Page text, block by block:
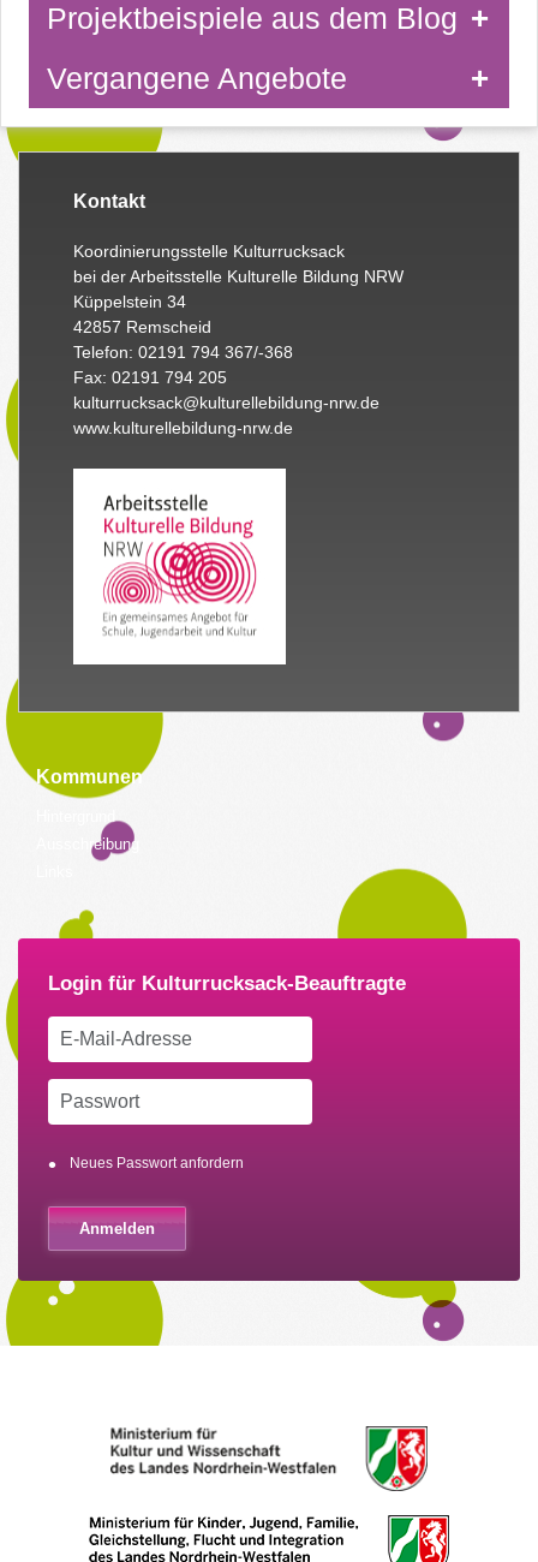
Projektbeispiele aus dem Blog
Vergangene Angebote
Kontakt
Koordinierungsstelle Kulturrucksack
bei der Arbeitsstelle Kulturelle Bildung NRW
Küppelstein 34
42857 Remscheid
Telefon: 02191 794 367/-368
Fax: 02191 794 205
kulturrucksack@kulturellebildung-nrw.de
www.kulturellebildung-nrw.de
Kommunen
Hintergrund
Ausschreibung
Neues Passwort anfordern